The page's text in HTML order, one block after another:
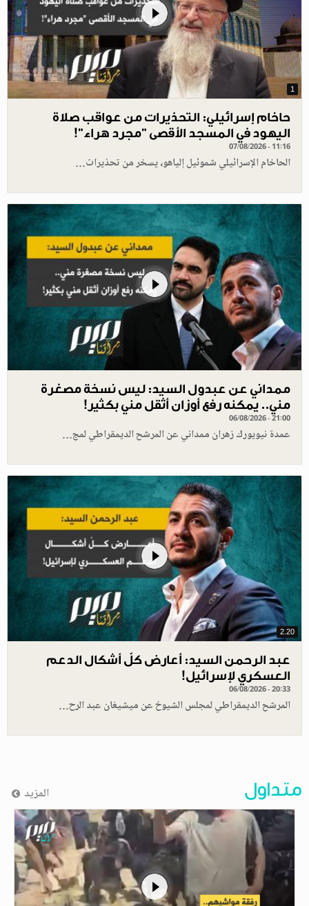
1
حاخام إسرائيلي: التحذيرات من عواقب صلاة
اليهود في المسجد الأقصى "مجرد هراء"!
07/08/2026 - 11:16
الحاخام الإسرائيلي شموئيل إلياهو، يسخر من تحذيرات…
ممداني عن عبدول السيد: ليس نسخة مصغرة
مني.. يمكنه رفع أوزان أثقل مني بكثير!
06/08/2026 - 21:00
عمدة نيويورك زهران ممداني عن المرشح الديمقراطي لمج…
2.20
عبد الرحمن السيد: أعارض كلّ أشكال الدعم
العسكري لإسرائيل!
06/08/2026 - 20:33
المرشح الديمقراطي لمجلس الشيوخ عن ميشيغان عبد الرح…
متداول المزيد